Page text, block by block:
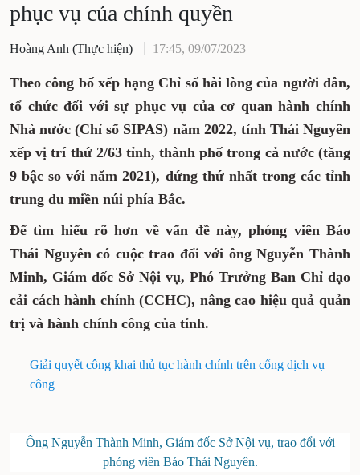
phục vụ của chính quyền
Hoàng Anh (Thực hiện) 17:45, 09/07/2023
Theo công bố xếp hạng Chỉ số hài lòng của người dân,
tổ chức đối với sự phục vụ của cơ quan hành chính
Nhà nước (Chỉ số SIPAS) năm 2022, tỉnh Thái Nguyên
xếp vị trí thứ 2/63 tỉnh, thành phố trong cả nước (tăng
9 bậc so với năm 2021), đứng thứ nhất trong các tỉnh
trung du miền núi phía Bắc.
Để tìm hiểu rõ hơn về vấn đề này, phóng viên Báo
Thái Nguyên có cuộc trao đổi với ông Nguyễn Thành
Minh, Giám đốc Sở Nội vụ, Phó Trưởng Ban Chỉ đạo
cải cách hành chính (CCHC), nâng cao hiệu quả quản
trị và hành chính công của tỉnh.
Giải quyết công khai thủ tục hành chính trên cổng dịch vụ
công
Ông Nguyễn Thành Minh, Giám đốc Sở Nội vụ, trao đổi với
phóng viên Báo Thái Nguyên.